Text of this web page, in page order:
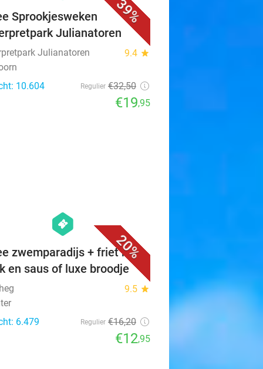
39%
Sprookjesweken
Julianatoren
Julianatoren 9.4 star
10.604
Regulier €32,50
€19,95
20%
hexagon
events
zwemparadijs + friet met
en saus of luxe broodje
9.5 star
6.479
Regulier €16,20
€12,95